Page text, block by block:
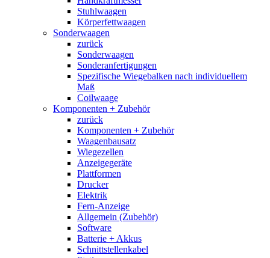
Stuhlwaagen
Körperfettwaagen
Sonderwaagen
zurück
Sonderwaagen
Sonderanfertigungen
Spezifische Wiegebalken nach individuellem
Maß
Coilwaage
Komponenten + Zubehör
zurück
Komponenten + Zubehör
Waagenbausatz
Wiegezellen
Anzeigegeräte
Plattformen
Drucker
Elektrik
Fern-Anzeige
Allgemein (Zubehör)
Software
Batterie + Akkus
Schnittstellenkabel